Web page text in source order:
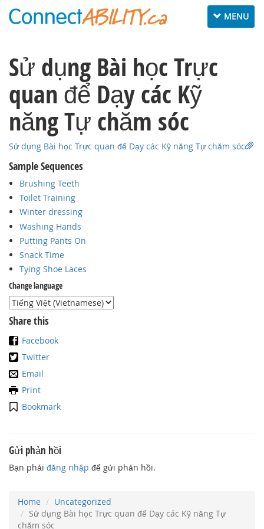
Toggle
navigation
MENU
Sử dụng Bài học Trực
quan để Dạy các Kỹ
năng Tự chăm sóc
Sử dụng Bài học Trực quan để Dạy các Kỹ năng Tự chăm sóc
Sample Sequences
Brushing Teeth
Toilet Training
Winter dressing
Washing Hands
Putting Pants On
Snack Time
Tying Shoe Laces
Change language
Share this
Facebook
Twitter
Email
Print
Bookmark
Gửi phản hồi
Bạn phải đăng nhập để gửi phản hồi.
Home
Uncategorized
Sử dụng Bài học Trực quan để Dạy các Kỹ năng Tự
chăm sóc